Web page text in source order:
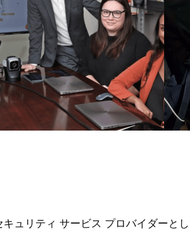
キュリティ サービス プロバイダーと